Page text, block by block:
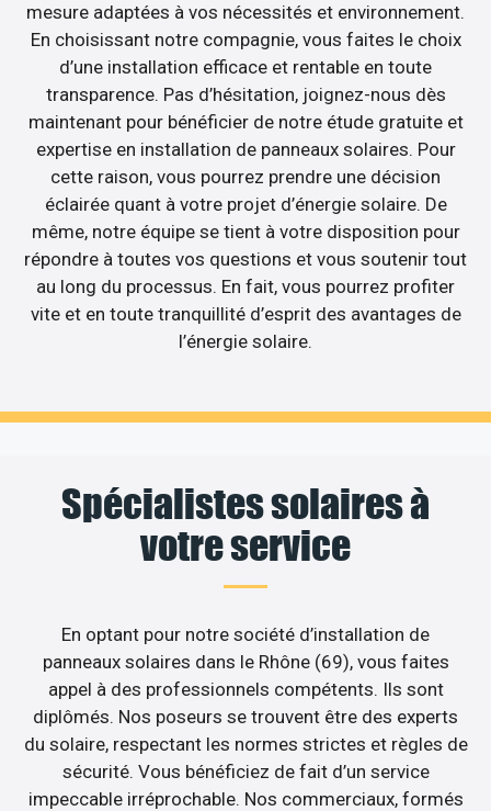
mesure adaptées à vos nécessités et environnement.
En choisissant notre compagnie, vous faites le choix
d’une installation efficace et rentable en toute
transparence. Pas d’hésitation, joignez-nous dès
maintenant pour bénéficier de notre étude gratuite et
expertise en installation de panneaux solaires. Pour
cette raison, vous pourrez prendre une décision
éclairée quant à votre projet d’énergie solaire. De
même, notre équipe se tient à votre disposition pour
répondre à toutes vos questions et vous soutenir tout
au long du processus. En fait, vous pourrez profiter
vite et en toute tranquillité d’esprit des avantages de
l’énergie solaire.
Spécialistes solaires à
votre service
En optant pour notre société d’installation de
panneaux solaires dans le Rhône (69), vous faites
appel à des professionnels compétents. Ils sont
diplômés. Nos poseurs se trouvent être des experts
du solaire, respectant les normes strictes et règles de
sécurité. Vous bénéficiez de fait d’un service
impeccable irréprochable. Nos commerciaux, formés